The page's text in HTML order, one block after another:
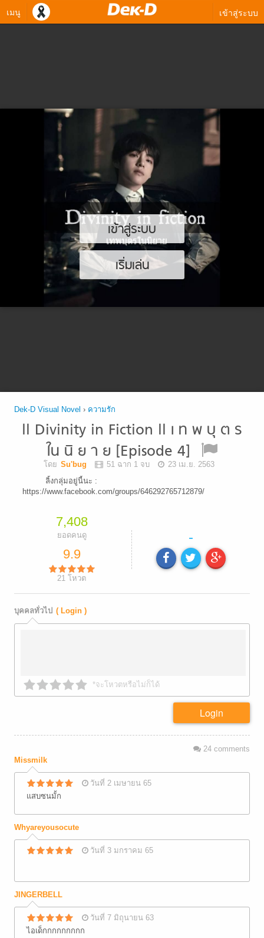
เมนู เข้าสู่ระบบ
เข้าสู่ระบบ
เริ่มเล่น
Dek-D Visual Novel › ความรัก
ll Divinity in Fiction ll เ ท พ บุ ต ร
ใน นิ ย า ย [Episode 4]
โดย Su'bug 51 ฉาก 1 จบ
23 เม.ย. 2563
ลิ้งกลุ่มอยู่นี้นะ :
https://www.facebook.com/groups/646292765712879/
7,408
ยอดคนดู
9.9
21 โหวต
-
บุคคลทั่วไป ( Login )
*จะโหวตหรือไม่ก็ได้
Login
24comments
Missmilk
วันที่ 2 เมษายน 65
แสบซนมั้ก
Whyareyousocute
วันที่ 3 มกราคม 65
JINGERBELL
วันที่ 7 มิถุนายน 63
ไอเด็กกกกกกกกก